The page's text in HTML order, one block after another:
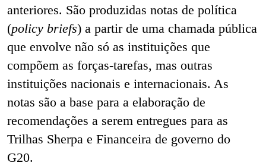
anteriores. São produzidas notas de política
(policy briefs) a partir de uma chamada pública
que envolve não só as instituições que
compõem as forças-tarefas, mas outras
instituições nacionais e internacionais. As
notas são a base para a elaboração de
recomendações a serem entregues para as
Trilhas Sherpa e Financeira de governo do
G20.